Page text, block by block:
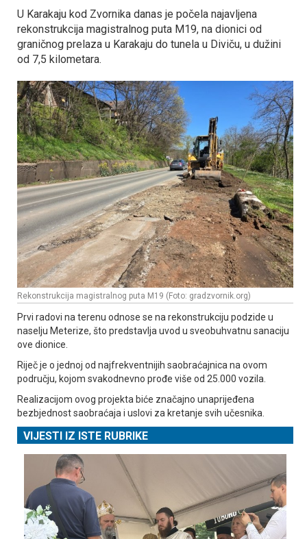
U Karakaju kod Zvornika danas je počela najavljena
rekonstrukcija magistralnog puta M19, na dionici od
graničnog prelaza u Karakaju do tunela u Diviču, u dužini
od 7,5 kilometara.
Rekonstrukcija magistralnog puta M19 (Foto: gradzvornik.org)
Prvi radovi na terenu odnose se na rekonstrukciju podzide u
naselju Meterize, što predstavlja uvod u sveobuhvatnu sanaciju
ove dionice.
Riječ je o jednoj od najfrekventnijih saobraćajnica na ovom
području, kojom svakodnevno prođe više od 25.000 vozila.
Realizacijom ovog projekta biće značajno unaprijeđena
bezbjednost saobraćaja i uslovi za kretanje svih učesnika.
VIJESTI IZ ISTE RUBRIKE